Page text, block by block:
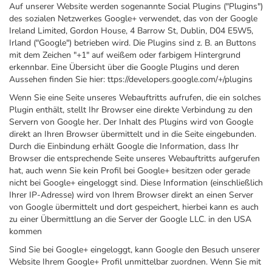
Auf unserer Website werden sogenannte Social Plugins ("Plugins")
des sozialen Netzwerkes Google+ verwendet, das von der Google
Ireland Limited, Gordon House, 4 Barrow St, Dublin, D04 E5W5,
Irland ("Google") betrieben wird. Die Plugins sind z. B. an Buttons
mit dem Zeichen "+1" auf weißem oder farbigem Hintergrund
erkennbar. Eine Übersicht über die Google Plugins und deren
Aussehen finden Sie hier: ttps://developers.google.com/+/plugins
Wenn Sie eine Seite unseres Webauftritts aufrufen, die ein solches
Plugin enthält, stellt Ihr Browser eine direkte Verbindung zu den
Servern von Google her. Der Inhalt des Plugins wird von Google
direkt an Ihren Browser übermittelt und in die Seite eingebunden.
Durch die Einbindung erhält Google die Information, dass Ihr
Browser die entsprechende Seite unseres Webauftritts aufgerufen
hat, auch wenn Sie kein Profil bei Google+ besitzen oder gerade
nicht bei Google+ eingeloggt sind. Diese Information (einschließlich
Ihrer IP-Adresse) wird von Ihrem Browser direkt an einen Server
von Google übermittelt und dort gespeichert, hierbei kann es auch
zu einer Übermittlung an die Server der Google LLC. in den USA
kommen
Sind Sie bei Google+ eingeloggt, kann Google den Besuch unserer
Website Ihrem Google+ Profil unmittelbar zuordnen. Wenn Sie mit